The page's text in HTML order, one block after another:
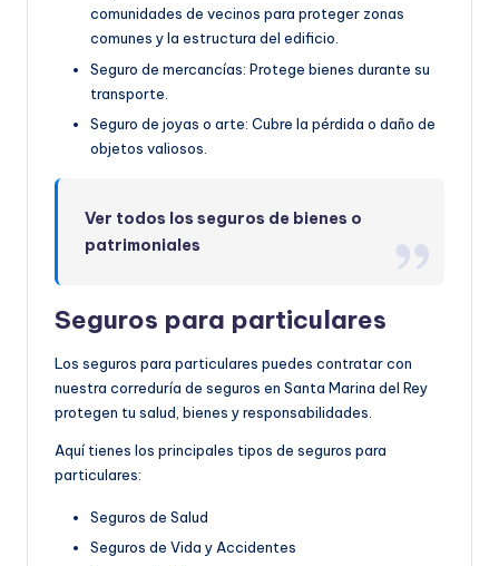
comunidades de vecinos para proteger zonas
comunes y la estructura del edificio.
Seguro de mercancías: Protege bienes durante su
transporte.
Seguro de joyas o arte: Cubre la pérdida o daño de
objetos valiosos.
Ver todos los seguros de bienes o
patrimoniales
Seguros para particulares
Los seguros para particulares puedes contratar con
nuestra correduría de seguros en Santa Marina del Rey
protegen tu salud, bienes y responsabilidades.
Aquí tienes los principales tipos de seguros para
particulares:
Seguros de Salud
Seguros de Vida y Accidentes